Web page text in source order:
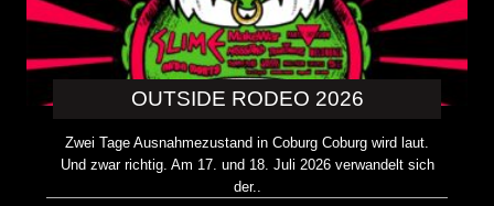
OUTSIDE RODEO 2026
Zwei Tage Ausnahmezustand in Coburg Coburg wird laut.
Und zwar richtig. Am 17. und 18. Juli 2026 verwandelt sich
der..